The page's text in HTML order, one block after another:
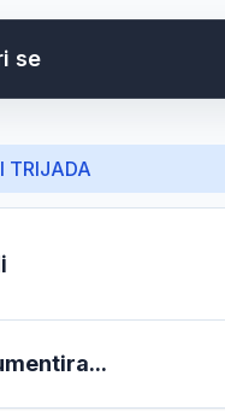
se
I TRIJADA